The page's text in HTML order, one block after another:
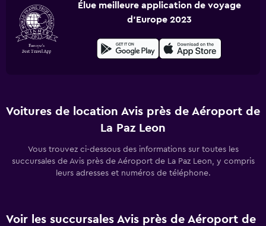
Élue meilleure application de voyage
d'Europe 2023
Voitures de location Avis près de Aéroport de
La Paz Leon
Vous trouvez ci-dessous des informations sur toutes les
succursales de Avis près de Aéroport de La Paz Leon, y compris
leurs adresses et numéros de téléphone.
Voir les succursales Avis près de Aéroport de